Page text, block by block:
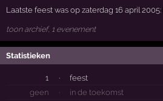
Laatste feest was op zaterdag 16 april 2005:
toon archief, 1 evenement
Statistieken
1 ·
feest
geen
·
in de toekomst